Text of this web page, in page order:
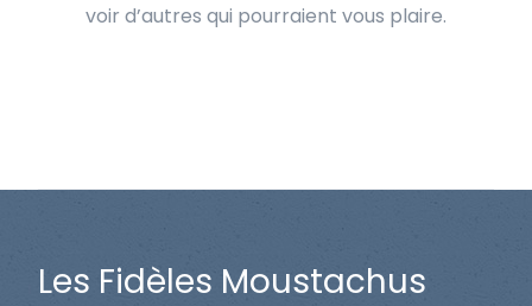
voir d’autres qui pourraient vous plaire.
Les Fidèles Moustachus